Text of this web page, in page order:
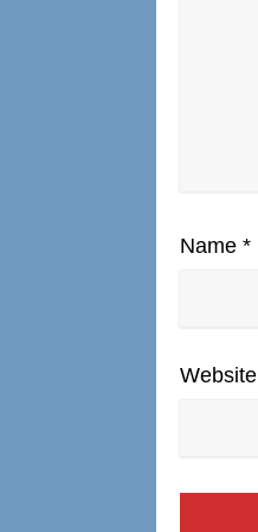
Name *
Website